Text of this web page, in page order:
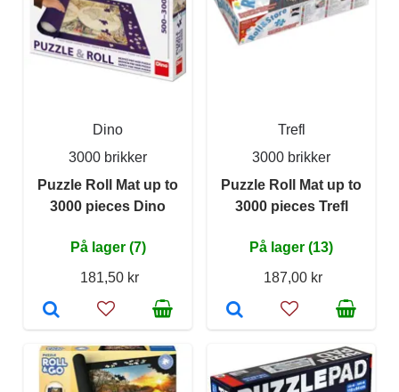
Dino
3000 brikker
Puzzle Roll Mat up to
3000 pieces Dino
På lager (7)
181,50 kr
Trefl
3000 brikker
Puzzle Roll Mat up to
3000 pieces Trefl
På lager (13)
187,00 kr